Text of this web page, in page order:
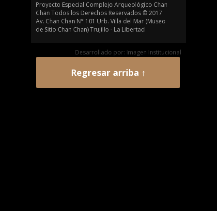
Proyecto Especial Complejo Arqueológico Chan
Chan Todos los Derechos Reservados © 2017
Av. Chan Chan N° 101 Urb. Villa del Mar (Museo
de Sitio Chan Chan) Trujillo - La Libertad
Desarrollado por: Imagen Institucional
Regresar arriba ↑